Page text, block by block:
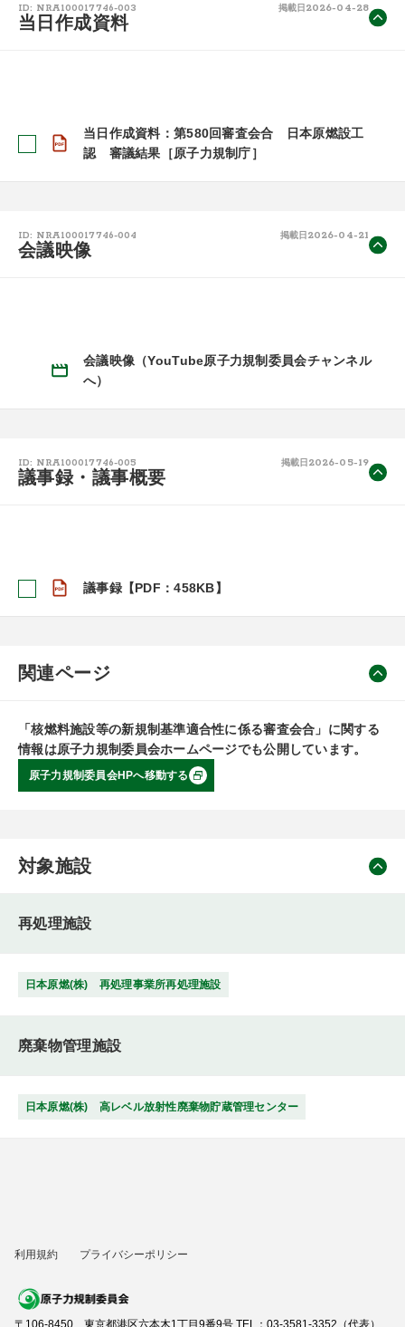
ID: NRA100017746-003 掲載日 2026-04-28
当日作成資料
当日作成資料：第580回審査会合 日本原燃設工
認 審議結果［原子力規制庁］
ID: NRA100017746-004 掲載日 2026-04-21
会議映像
会議映像（YouTube原子力規制委員会チャンネル
へ）
ID: NRA100017746-005 掲載日 2026-05-19
議事録・議事概要
議事録【PDF：458KB】
関連ページ
「核燃料施設等の新規制基準適合性に係る審査会合」に関する
情報は原子力規制委員会ホームページでも公開しています。
原子力規制委員会HPへ移動する
対象施設
再処理施設
日本原燃(株) 再処理事業所再処理施設
廃棄物管理施設
日本原燃(株) 高レベル放射性廃棄物貯蔵管理センター
利用規約 プライバシーポリシー
〒106-8450 東京都港区六本木1丁目9番9号 TEL：03-3581-3352（代表）